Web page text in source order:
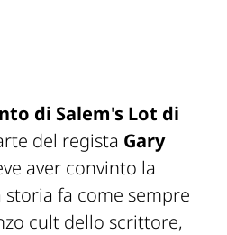
di Salem's Lot di
del regista Gary
aver convinto la
storia fa come sempre
cult dello scrittore,